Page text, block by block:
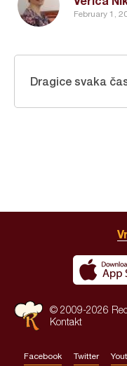
February 1,
Dragice svaka
© 2009-2026
Kontakt
Facebook Twitter